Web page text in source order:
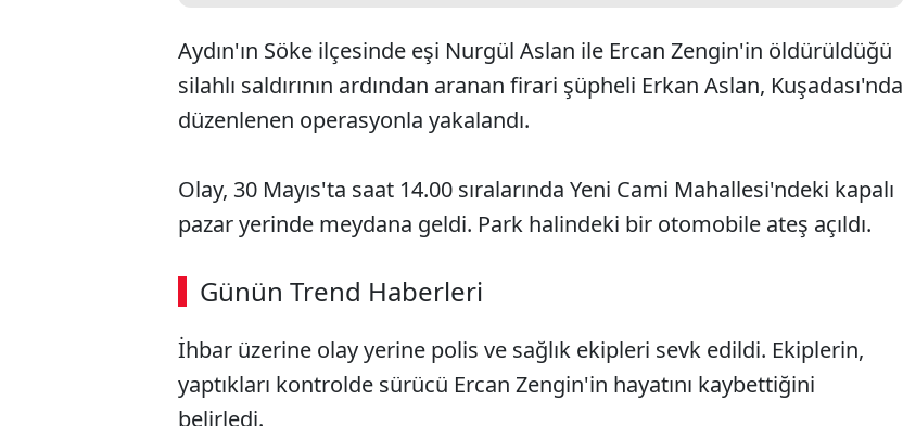
Aydın'ın Söke ilçesinde eşi Nurgül Aslan ile Ercan Zengin'in öldürüldüğü
silahlı saldırının ardından aranan firari şüpheli Erkan Aslan, Kuşadası'nda
düzenlenen operasyonla yakalandı.
Olay, 30 Mayıs'ta saat 14.00 sıralarında Yeni Cami Mahallesi'ndeki kapalı
pazar yerinde meydana geldi. Park halindeki bir otomobile ateş açıldı.
Günün Trend Haberleri
İhbar üzerine olay yerine polis ve sağlık ekipleri sevk edildi. Ekiplerin,
yaptıkları kontrolde sürücü Ercan Zengin'in hayatını kaybettiğini
belirledi.